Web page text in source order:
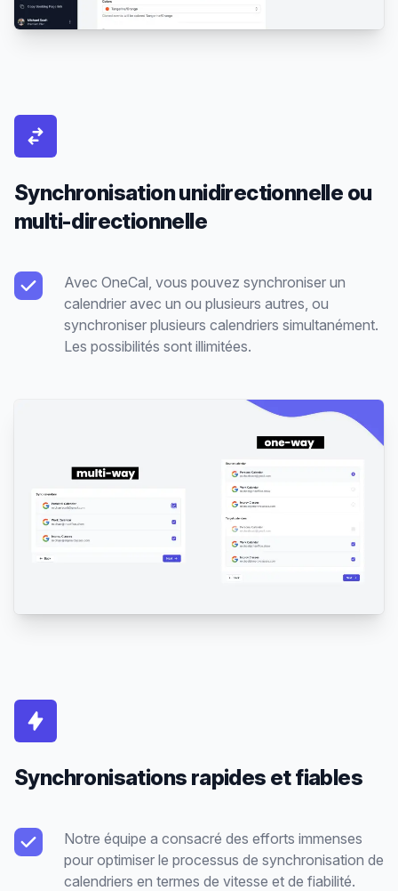
Synchronisation unidirectionnelle ou
multi-directionnelle
Avec OneCal, vous pouvez synchroniser un
calendrier avec un ou plusieurs autres, ou
synchroniser plusieurs calendriers simultanément.
Les possibilités sont illimitées.
Synchronisations rapides et fiables
Notre équipe a consacré des efforts immenses
pour optimiser le processus de synchronisation de
calendriers en termes de vitesse et de fiabilité.